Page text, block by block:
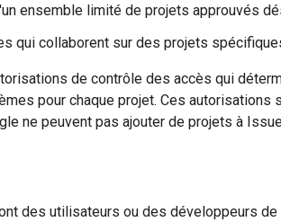
ensemble limité de projets approuvés
qui collaborent sur des projets
de contrôle des accès qui
pour chaque projet. Ces
ne peuvent pas ajouter de projets à
des utilisateurs ou des développeurs